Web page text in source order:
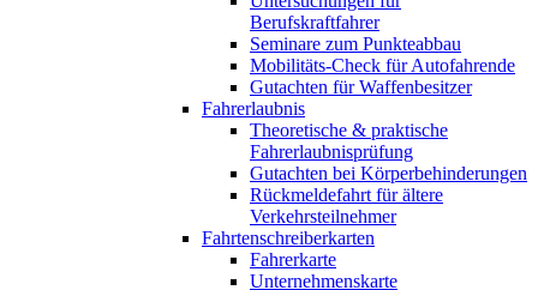
Berufskraftfahrer
Seminare zum Punkteabbau
Mobilitäts-Check für Autofahrende
Gutachten für Waffenbesitzer
Fahrerlaubnis
Theoretische & praktische
Fahrerlaubnisprüfung
Gutachten bei Körperbehinderungen
Rückmeldefahrt für ältere
Verkehrsteilnehmer
Fahrtenschreiberkarten
Fahrerkarte
Unternehmenskarte